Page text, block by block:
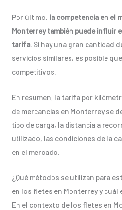
Por último, la competencia en el
Monterrey también puede influir
tarifa. Si hay una gran cantidad
servicios similares, es posible
competitivos.
En resumen, la tarifa por
de mercancías en Monterrey se
tipo de carga, la distancia a
utilizado, las condiciones de la
en el mercado.
¿Qué métodos se utilizan para
en los fletes en Monterrey y cuál
En el contexto de los fletes en